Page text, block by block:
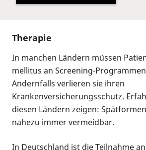
Therapie
In manchen Ländern müssen
mellitus an Screening-
Andernfalls verlieren sie ihren
Krankenversicherungsschutz.
diesen Ländern zeigen:
nahezu immer vermeidbar.
In Deutschland ist die Teilnahme